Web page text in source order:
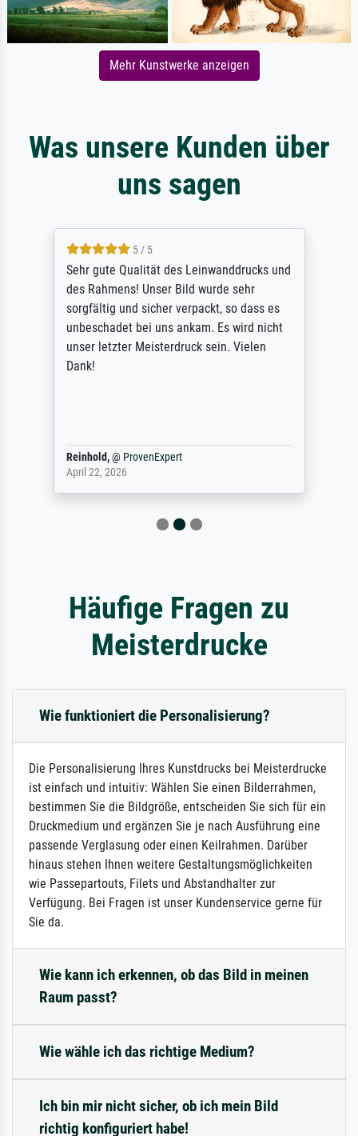
Mehr Kunstwerke anzeigen
Was unsere Kunden über
uns sagen
5 / 5
Sehr gute Qualität des Leinwanddrucks und
des Rahmens! Unser Bild wurde sehr
sorgfältig und sicher verpackt, so dass es
unbeschadet bei uns ankam. Es wird nicht
unser letzter Meisterdruck sein. Vielen
Dank!
Reinhold,@ ProvenExpert
April 22, 2026
Häufige Fragen zu
Meisterdrucke
Wie funktioniert die Personalisierung?
Die Personalisierung Ihres Kunstdrucks bei Meisterdrucke
ist einfach und intuitiv: Wählen Sie einen Bilderrahmen,
bestimmen Sie die Bildgröße, entscheiden Sie sich für ein
Druckmedium und ergänzen Sie je nach Ausführung eine
passende Verglasung oder einen Keilrahmen. Darüber
hinaus stehen Ihnen weitere Gestaltungsmöglichkeiten
wie Passepartouts, Filets und Abstandhalter zur
Verfügung. Bei Fragen ist unser Kundenservice gerne für
Sie da.
Wie kann ich erkennen, ob das Bild in meinen
Raum passt?
Wie wähle ich das richtige Medium?
Ich bin mir nicht sicher, ob ich mein Bild
richtig konfiguriert habe!